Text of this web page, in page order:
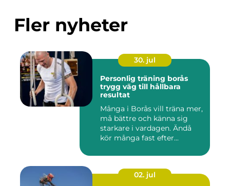
Fler nyheter
30. jul
Personlig träning borås
trygg väg till hållbara
resultat
Många i Borås vill träna mer,
må bättre och känna sig
starkare i vardagen. Ändå
kör många fast efter...
02. jul